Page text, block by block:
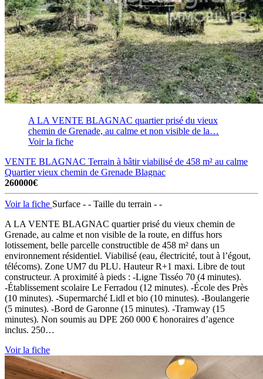
A LA VENTE BLAGNAC quartier prisé du vieux
chemin de Grenade, au calme et non visible de la…
Voir la fiche
VENTE BLAGNAC Terrain à bâtir viabilisé de 458 m² au calme
Quartier vieux chemin de Grenade Blagnac
260000€
Voir la fiche Surface - - Taille du terrain - -
A LA VENTE BLAGNAC quartier prisé du vieux chemin de
Grenade, au calme et non visible de la route, en diffus hors
lotissement, belle parcelle constructible de 458 m² dans un
environnement résidentiel. Viabilisé (eau, électricité, tout à l’égout,
télécoms). Zone UM7 du PLU. Hauteur R+1 maxi. Libre de tout
constructeur. A proximité à pieds : -Ligne Tisséo 70 (4 minutes).
-Établissement scolaire Le Ferradou (12 minutes). -École des Près
(10 minutes). -Supermarché Lidl et bio (10 minutes). -Boulangerie
(5 minutes). -Bord de Garonne (15 minutes). -Tramway (15
minutes). Non soumis au DPE 260 000 € honoraires d’agence
inclus. 250…
Voir la fiche